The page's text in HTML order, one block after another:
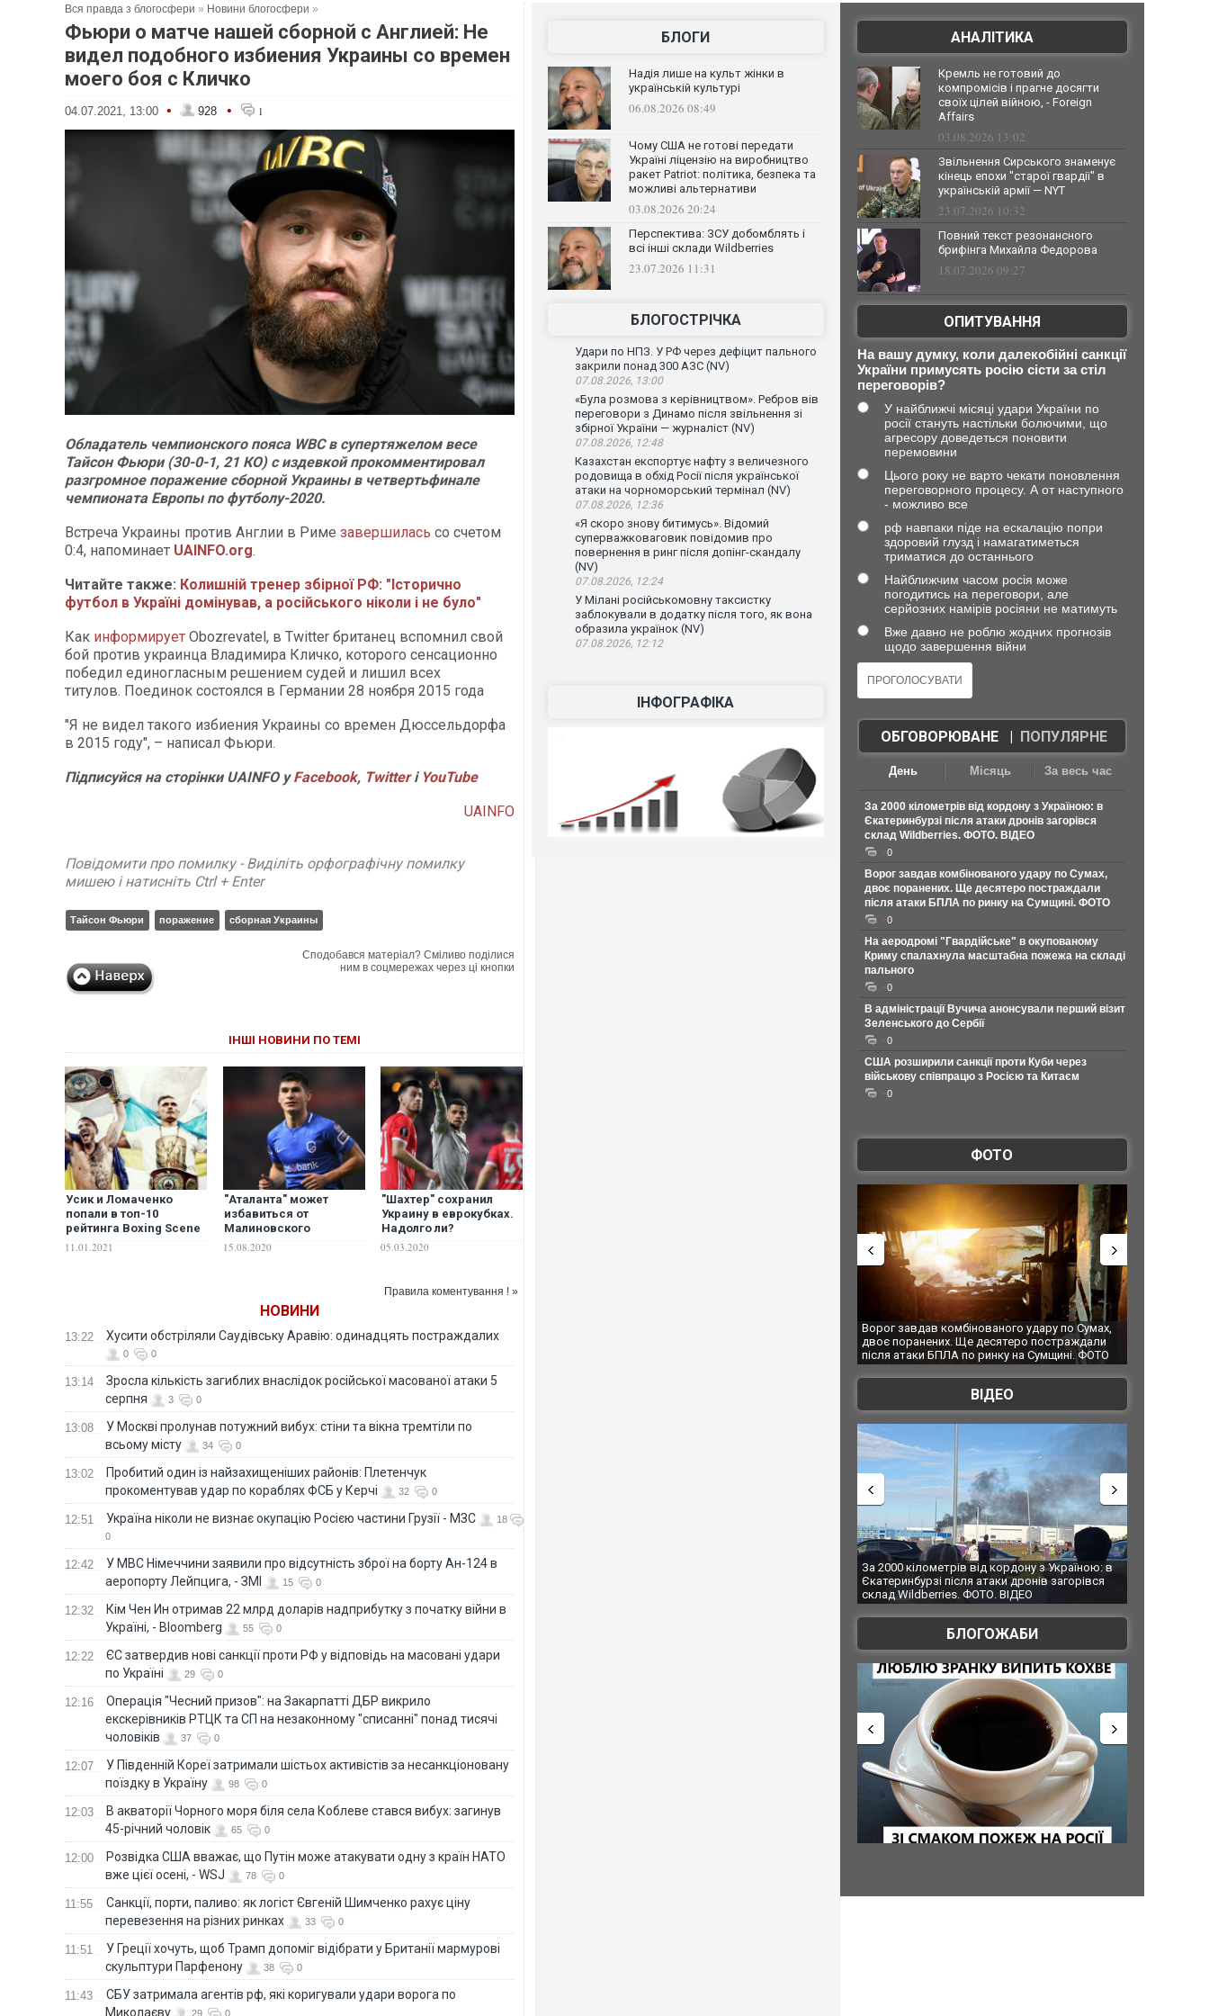
Вся правда з блогосфери » Новини блогосфери »
Фьюри о матче нашей сборной с Англией: Не
видел подобного избиения Украины со времен
моего боя с Кличко
04.07.2021, 13:00 • 928 • 1
Обладатель чемпионского пояса WBC в супертяжелом весе
Тайсон Фьюри (30-0-1, 21 КО) с издевкой прокомментировал
разгромное поражение сборной Украины в четвертьфинале
чемпионата Европы по футболу-2020.
Встреча Украины против Англии в Риме завершилась со счетом
0:4, напоминает UAINFO.org.
Читайте также: Колишній тренер збірної РФ: "Історично
футбол в Україні домінував, а російського ніколи і не було"
Как информирует Оbozrevatel, в Twitter британец вспомнил свой
бой против украинца Владимира Кличко, которого сенсационно
победил единогласным решением судей и лишил всех
титулов. Поединок состоялся в Германии 28 ноября 2015 года
"Я не видел такого избиения Украины со времен Дюссельдорфа
в 2015 году", – написал Фьюри.
Підписуйся на сторінки UAINFO уFacebook, Twitterі YouTube
UAINFO
Повідомити про помилку - Виділіть орфографічну помилку
мишею і натисніть Ctrl + Enter
Тайсон Фьюри поражение сборная Украины
Сподобався матеріал? Сміливо поділися
ним в соцмережах через ці кнопки
ІНШІ НОВИНИ ПО ТЕМІ
Усик и Ломаченко
попали в топ-10
рейтинга Boxing Scene
11.01.2021
"Аталанта" может
избавиться от
Малиновского
15.08.2020
"Шахтер" сохранил
Украину в еврокубках.
Надолго ли?
05.03.2020
Правила коментування ! »
НОВИНИ
13:22 Хусити обстріляли Саудівську Аравію: одинадцять постраждалих
0 0
13:14
Зросла кількість загиблих внаслідок російської масованої атаки 5
серпня
3 0
13:08
У Москві пролунав потужний вибух: стіни та вікна тремтіли по
всьому місту
34 0
13:02
Пробитий один із найзахищеніших районів: Плетенчук
прокоментував удар по кораблях ФСБ у Керчі
32 0
12:51 Україна ніколи не визнає окупацію Росією частини Грузії - МЗС
18
0
12:42
У МВС Німеччини заявили про відсутність зброї на борту Ан-124 в
аеропорту Лейпцига, - ЗМІ
15 0
12:32
Кім Чен Ин отримав 22 млрд доларів надприбутку з початку війни в
Україні, - Bloomberg
55 0
12:22
ЄС затвердив нові санкції проти РФ у відповідь на масовані удари
по Україні
29 0
12:16
Операція "Чесний призов": на Закарпатті ДБР викрило
екскерівників РТЦК та СП на незаконному "списанні" понад тисячі
чоловіків
37 0
12:07
У Південній Кореї затримали шістьох активістів за несанкціоновану
поїздку в Україну
98 0
12:03
В акваторії Чорного моря біля села Коблеве стався вибух: загинув
45-річний чоловік
65 0
12:00
Розвідка США вважає, що Путін може атакувати одну з країн НАТО
вже цієї осені, - WSJ
78 0
11:55
Санкції, порти, паливо: як логіст Євгеній Шимченко рахує ціну
перевезення на різних ринках
33 0
11:51
У Греції хочуть, щоб Трамп допоміг відібрати у Британії мармурові
скульптури Парфенону
38 0
11:43
СБУ затримала агентів рф, які коригували удари ворога по
Миколаєву
29 0
БЛОГИ
Надія лише на культ жінки в
українській культурі
06.08.2026 08:49
Чому США не готові передати
Україні ліцензію на виробництво
ракет Patriot: політика, безпека та
можливі альтернативи
03.08.2026 20:24
Перспектива: ЗСУ добомблять і
всі інші склади Wildberries
23.07.2026 11:31
БЛОГОСТРІЧКА
Удари по НПЗ. У РФ через дефіцит пального
закрили понад 300 АЗС (NV)
07.08.2026, 13:00
«Була розмова з керівництвом». Ребров вів
переговори з Динамо після звільнення зі
збірної України — журналіст (NV)
07.08.2026, 12:48
Казахстан експортує нафту з величезного
родовища в обхід Росії після української
атаки на чорноморський термінал (NV)
07.08.2026, 12:36
«Я скоро знову битимусь». Відомий
суперважковаговик повідомив про
повернення в ринг після допінг-скандалу
(NV)
07.08.2026, 12:24
У Мілані російськомовну таксистку
заблокували в додатку після того, як вона
образила українок (NV)
07.08.2026, 12:12
ІНФОГРАФІКА
АНАЛІТИКА
Кремль не готовий до
компромісів і прагне досягти
своїх цілей війною, - Foreign
Affairs
03.08.2026 13:02
Звільнення Сирського знаменує
кінець епохи "старої гвардії" в
українській армії — NYT
23.07.2026 10:32
Повний текст резонансного
брифінга Михайла Федорова
18.07.2026 09:27
ОПИТУВАННЯ
На вашу думку, коли далекобійні санкції
України примусять росію сісти за стіл
переговорів?
У найближчі місяці удари України по
росії стануть настільки болючими, що
агресору доведеться поновити
перемовини
Цього року не варто чекати поновлення
переговорного процесу. А от наступного
- можливо все
рф навпаки піде на ескалацію попри
здоровий глузд і намагатиметься
триматися до останнього
Найближчим часом росія може
погодитись на переговори, але
серйозних намірів росіяни не матимуть
Вже давно не роблю жодних прогнозів
щодо завершення війни
ОБГОВОРЮВАНЕ| ПОПУЛЯРНЕ
День Місяць За весь час
За 2000 кілометрів від кордону з Україною: в
Єкатеринбурзі після атаки дронів загорівся
склад Wildberries. ФОТО. ВІДЕО
0
Ворог завдав комбінованого удару по Сумах,
двоє поранених. Ще десятеро постраждали
після атаки БПЛА по ринку на Сумщині. ФОТО
0
На аеродромі "Гвардійське" в окупованому
Криму спалахнула масштабна пожежа на складі
пального
0
В адміністрації Вучича анонсували перший візит
Зеленського до Сербії
0
США розширили санкції проти Куби через
військову співпрацю з Росією та Китаєм
0
ФОТО
Ворог завдав комбінованого удару по Сумах,
двоє поранених. Ще десятеро постраждали
після атаки БПЛА по ринку на Сумщині. ФОТО
За 2000 кілометрів від кордону з Україною: в
Єкатеринбурзі після атаки дронів загорівся
склад Wildberries. ФОТО. ВІДЕО
ВІДЕО
За 2000 кілометрів від кордону з Україною: в
Єкатеринбурзі після атаки дронів загорівся
В Таїланді футболіст загинув від удару
блискавки під час матчу: ще 12 людей
постраждали. ВІДЕО
БЛОГОЖАБИ